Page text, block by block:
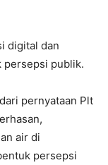
digital dan
persepsi publik.
pernyataan Plt
air di
persepsi